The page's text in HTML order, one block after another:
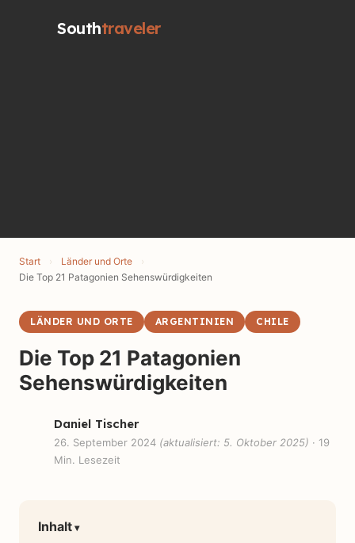
Southtraveler
Start › Länder und Orte
›
Die Top 21 Patagonien Sehenswürdigkeiten
LÄNDER UND ORTE ARGENTINIEN CHILE
Die Top 21 Patagonien
Sehenswürdigkeiten
Daniel Tischer
26. September 2024 (aktualisiert: 5. Oktober 2025) · 19
Min. Lesezeit
Inhalt